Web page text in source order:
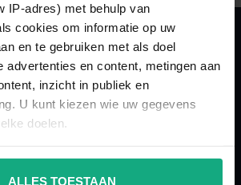
IP-adres) met behulp van
cookies om informatie op uw
en te gebruiken met als doel
advertenties en content, metingen aan
inzicht in publiek en
U kunt kiezen wie uw gegevens
doelen.
willen we ook graag:
ALLES TOESTAAN
72